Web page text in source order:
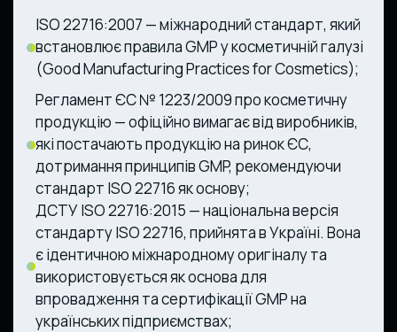
ISO 22716:2007 — міжнародний стандарт, який
встановлює правила GMP у косметичній галузі
(Good Manufacturing Practices for Cosmetics);
Регламент ЄС № 1223/2009 про косметичну
продукцію — офіційно вимагає від виробників,
які постачають продукцію на ринок ЄС,
дотримання принципів GMP, рекомендуючи
стандарт ISO 22716 як основу;
ДСТУ ISO 22716:2015 — національна версія
стандарту ISO 22716, прийнята в Україні. Вона
є ідентичною міжнародному оригіналу та
використовується як основа для
впровадження та сертифікації GMP на
українських підприємствах;